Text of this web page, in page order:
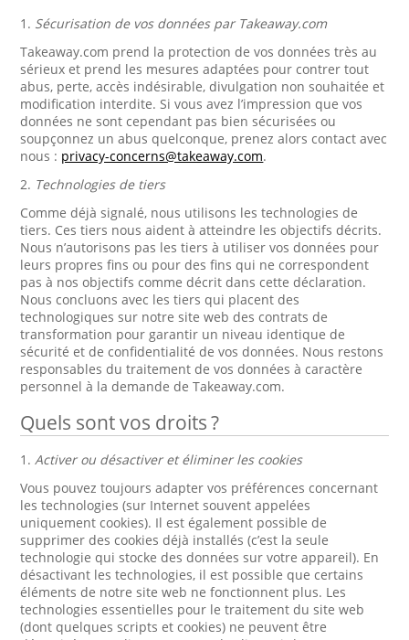
1. Sécurisation de vos données par Takeaway.com
Takeaway.com prend la protection de vos données très au
sérieux et prend les mesures adaptées pour contrer tout
abus, perte, accès indésirable, divulgation non souhaitée et
modification interdite. Si vous avez l’impression que vos
données ne sont cependant pas bien sécurisées ou
soupçonnez un abus quelconque, prenez alors contact avec
nous : privacy-concerns@takeaway.com.
2. Technologies de tiers
Comme déjà signalé, nous utilisons les technologies de
tiers. Ces tiers nous aident à atteindre les objectifs décrits.
Nous n’autorisons pas les tiers à utiliser vos données pour
leurs propres fins ou pour des fins qui ne correspondent
pas à nos objectifs comme décrit dans cette déclaration.
Nous concluons avec les tiers qui placent des
technologiques sur notre site web des contrats de
transformation pour garantir un niveau identique de
sécurité et de confidentialité de vos données. Nous restons
responsables du traitement de vos données à caractère
personnel à la demande de Takeaway.com.
Quels sont vos droits ?
1.Activer ou désactiver et éliminer les cookies
Vous pouvez toujours adapter vos préférences concernant
les technologies (sur Internet souvent appelées
uniquement cookies). Il est également possible de
supprimer des cookies déjà installés (c’est la seule
technologie qui stocke des données sur votre appareil). En
désactivant les technologies, il est possible que certains
éléments de notre site web ne fonctionnent plus. Les
technologies essentielles pour le traitement du site web
(dont quelques scripts et cookies) ne peuvent être